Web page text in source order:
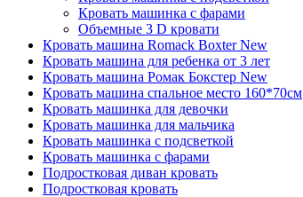
Кровать машинка с фарами
Объемные 3 D кровати
Кровать машина Romack Boxter New
Кровать машина для ребенка от 3 лет
Кровать машина Ромак Бокстер New
Кровать машина спальное место 160*70см
Кровать машинка для девочки
Кровать машинка для мальчика
Кровать машинка с подсветкой
Кровать машинка с фарами
Подростковая диван кровать
Подростковая кровать